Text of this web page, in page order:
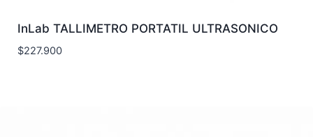
InLab TALLIMETRO PORTATIL ULTRASONICO
$227.900